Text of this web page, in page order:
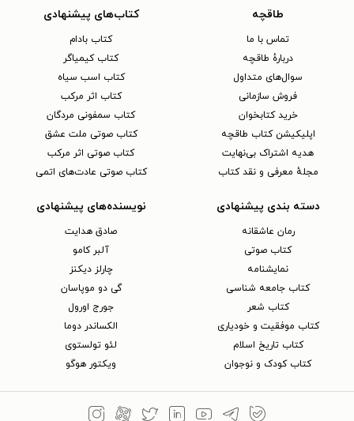
طاقچه
تماس با ما
دربارهٔ طاقچه
سوال‌های متداول
فروش سازمانی
خرید کتابخوان
اپلیکیشن کتاب طاقچه
هدیه اشتراک بی‌نهایت
مجلهٔ معرفی و نقد کتاب
کتاب‌های پیشنهادی
کتاب بادام
کتاب کیمیاگر
کتاب اسب سیاه
کتاب اثر مرکب
کتاب سمفونی مردگان
کتاب صوتی ملت عشق
کتاب صوتی اثر مرکب
کتاب صوتی عادت‌های اتمی
دسته بندی پیشنهادی
رمان عاشقانه
کتاب‌ صوتی
نمایشنامه
کتاب جامعه شناسی
کتاب شعر
کتاب موفقیت و خودیاری
کتاب تاریخ اسلام
کتاب کودک و نوجوان
نویسنده‌های پیشنهادی
صادق هدایت
آلبر کامو
چارلز دیکنز
گی دو موپاسان
جورج اورول
الکساندر دوما
لئو تولستوی
ویکتور هوگو